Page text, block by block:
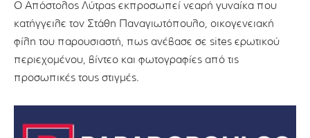
Ο Απόστολος Λύτρας εκπροσωπεί νεαρή γυναίκα που
κατήγγειλε τον Στάθη Παναγιωτόπουλο, οικογενειακή
φίλη του παρουσιαστή, πως ανέβασε σε sites ερωτικού
περιεχομένου, βίντεο και φωτογραφίες από τις
προσωπικές τους στιγμές.